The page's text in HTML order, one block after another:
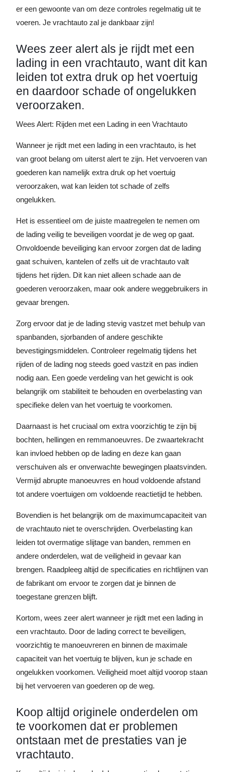
er een gewoonte van om deze controles regelmatig uit te
voeren. Je vrachtauto zal je dankbaar zijn!
Wees zeer alert als je rijdt met een
lading in een vrachtauto, want dit kan
leiden tot extra druk op het voertuig
en daardoor schade of ongelukken
veroorzaken.
Wees Alert: Rijden met een Lading in een Vrachtauto
Wanneer je rijdt met een lading in een vrachtauto, is het
van groot belang om uiterst alert te zijn. Het vervoeren van
goederen kan namelijk extra druk op het voertuig
veroorzaken, wat kan leiden tot schade of zelfs
ongelukken.
Het is essentieel om de juiste maatregelen te nemen om
de lading veilig te beveiligen voordat je de weg op gaat.
Onvoldoende beveiliging kan ervoor zorgen dat de lading
gaat schuiven, kantelen of zelfs uit de vrachtauto valt
tijdens het rijden. Dit kan niet alleen schade aan de
goederen veroorzaken, maar ook andere weggebruikers in
gevaar brengen.
Zorg ervoor dat je de lading stevig vastzet met behulp van
spanbanden, sjorbanden of andere geschikte
bevestigingsmiddelen. Controleer regelmatig tijdens het
rijden of de lading nog steeds goed vastzit en pas indien
nodig aan. Een goede verdeling van het gewicht is ook
belangrijk om stabiliteit te behouden en overbelasting van
specifieke delen van het voertuig te voorkomen.
Daarnaast is het cruciaal om extra voorzichtig te zijn bij
bochten, hellingen en remmanoeuvres. De zwaartekracht
kan invloed hebben op de lading en deze kan gaan
verschuiven als er onverwachte bewegingen plaatsvinden.
Vermijd abrupte manoeuvres en houd voldoende afstand
tot andere voertuigen om voldoende reactietijd te hebben.
Bovendien is het belangrijk om de maximumcapaciteit van
de vrachtauto niet te overschrijden. Overbelasting kan
leiden tot overmatige slijtage van banden, remmen en
andere onderdelen, wat de veiligheid in gevaar kan
brengen. Raadpleeg altijd de specificaties en richtlijnen van
de fabrikant om ervoor te zorgen dat je binnen de
toegestane grenzen blijft.
Kortom, wees zeer alert wanneer je rijdt met een lading in
een vrachtauto. Door de lading correct te beveiligen,
voorzichtig te manoeuvreren en binnen de maximale
capaciteit van het voertuig te blijven, kun je schade en
ongelukken voorkomen. Veiligheid moet altijd voorop staan
bij het vervoeren van goederen op de weg.
Koop altijd originele onderdelen om
te voorkomen dat er problemen
ontstaan met de prestaties van je
vrachtauto.